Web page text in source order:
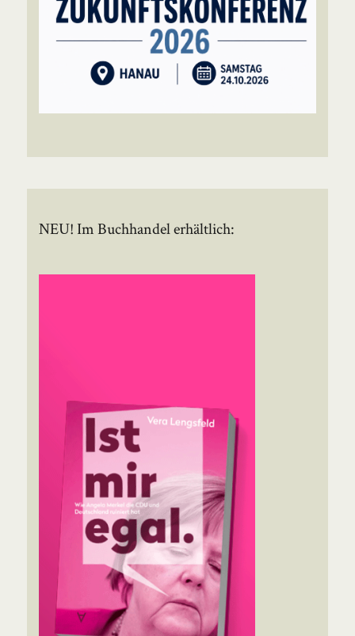
NEU! Im Buchhandel erhältlich: